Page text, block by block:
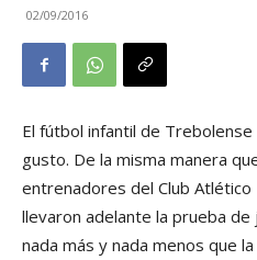
02/09/2016
El fútbol infantil de
gusto. De la misma manera
entrenadores del Club Atlético
llevaron adelante la prueba
nada más y nada menos que